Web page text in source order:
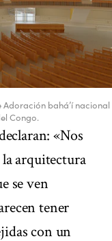
bahá’í nacional
Congo.
«Nos
arquitectura
se ven
tener
con un